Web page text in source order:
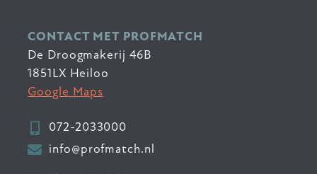
CONTACT MET PROFMATCH
De Droogmakerij 46B
1851LX Heiloo
Google Maps
072-2033000
info@profmatch.nl